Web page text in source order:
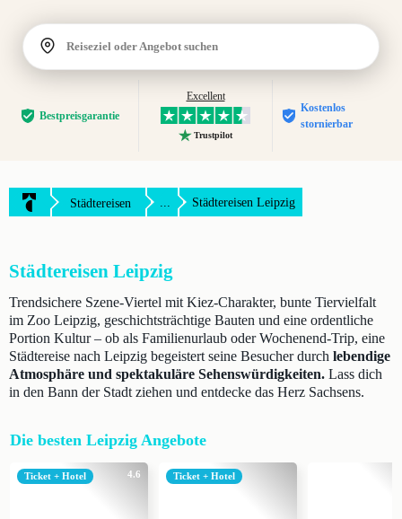
Reiseziel oder Angebot suchen
Bestpreis­garantie
Excellent
Trustpilot
Kostenlos
stornierbar
Städtereisen ... Städtereisen Leipzig
Städtereisen Leipzig
Trendsichere Szene-Viertel mit Kiez-Charakter, bunte Tiervielfalt
im Zoo Leipzig, geschichtsträchtige Bauten und eine ordentliche
Portion Kultur – ob als Familienurlaub oder Wochenend-Trip, eine
Städtereise nach Leipzig begeistert seine Besucher durch lebendige
Atmosphäre und spektakuläre Sehenswürdigkeiten. Lass dich
in den Bann der Stadt ziehen und entdecke das Herz Sachsens.
Die besten Leipzig Angebote
4.6
Ticket + Hotel Ticket + Hotel